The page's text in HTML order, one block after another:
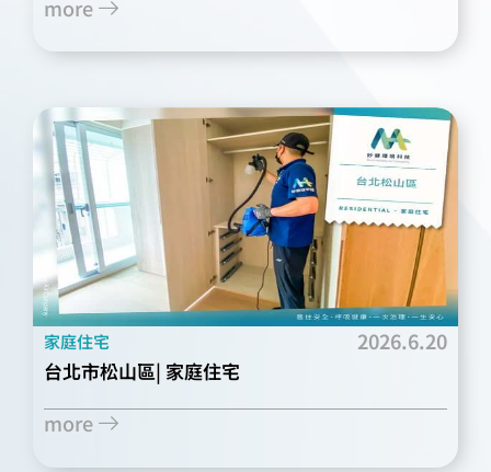
more
家庭住宅 2026.6.20
台北市松山區| 家庭住宅
more